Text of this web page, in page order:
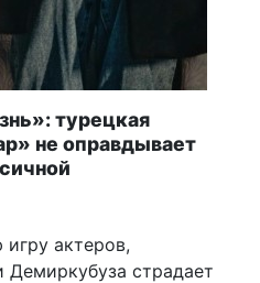
турецкая
не оправдывает
актеров,
страдает